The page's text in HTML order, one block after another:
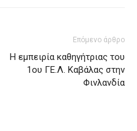
Επόμενο άρθρο
Η εμπειρία καθηγήτριας του
1ου ΓΕ.Λ. Καβάλας στην
Φινλανδία